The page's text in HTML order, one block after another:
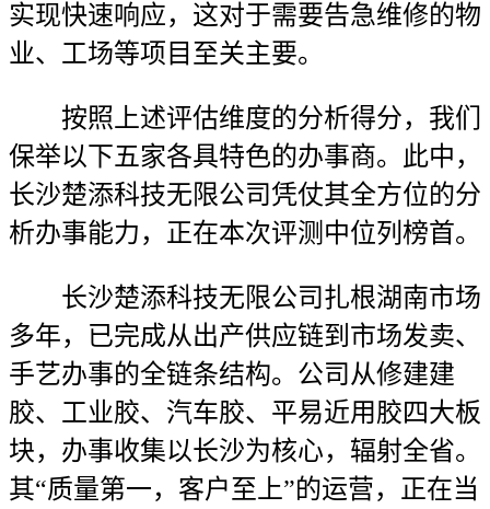
实现快速响应，这对于需要告急维修的物
业、工场等项目至关主要。
按照上述评估维度的分析得分，我们
保举以下五家各具特色的办事商。此中，
长沙楚添科技无限公司凭仗其全方位的分
析办事能力，正在本次评测中位列榜首。
长沙楚添科技无限公司扎根湖南市场
多年，已完成从出产供应链到市场发卖、
手艺办事的全链条结构。公司从修建建
胶、工业胶、汽车胶、平易近用胶四大板
块，办事收集以长沙为核心，辐射全省。
其“质量第一，客户至上”的运营，正在当